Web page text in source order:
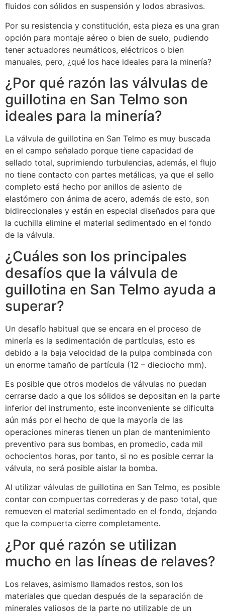
fluidos con sólidos en suspensión y lodos abrasivos.
Por su resistencia y constitución, esta pieza es una gran
opción para montaje aéreo o bien de suelo, pudiendo
tener actuadores neumáticos, eléctricos o bien
manuales, pero, ¿qué los hace ideales para la minería?
¿Por qué razón las válvulas de
guillotina en San Telmo son
ideales para la minería?
La válvula de guillotina en San Telmo es muy buscada
en el campo señalado porque tiene capacidad de
sellado total, suprimiendo turbulencias, además, el flujo
no tiene contacto con partes metálicas, ya que el sello
completo está hecho por anillos de asiento de
elastómero con ánima de acero, además de esto, son
bidireccionales y están en especial diseñados para que
la cuchilla elimine el material sedimentado en el fondo
de la válvula.
¿Cuáles son los principales
desafíos que la válvula de
guillotina en San Telmo ayuda a
superar?
Un desafío habitual que se encara en el proceso de
minería es la sedimentación de partículas, esto es
debido a la baja velocidad de la pulpa combinada con
un enorme tamaño de partícula (12 – dieciocho mm).
Es posible que otros modelos de válvulas no puedan
cerrarse dado a que los sólidos se depositan en la parte
inferior del instrumento, este inconveniente se dificulta
aún más por el hecho de que la mayoría de las
operaciones mineras tienen un plan de mantenimiento
preventivo para sus bombas, en promedio, cada mil
ochocientos horas, por tanto, si no es posible cerrar la
válvula, no será posible aislar la bomba.
Al utilizar válvulas de guillotina en San Telmo, es posible
contar con compuertas correderas y de paso total, que
remueven el material sedimentado en el fondo, dejando
que la compuerta cierre completamente.
¿Por qué razón se utilizan
mucho en las líneas de relaves?
Los relaves, asimismo llamados restos, son los
materiales que quedan después de la separación de
minerales valiosos de la parte no utilizable de un